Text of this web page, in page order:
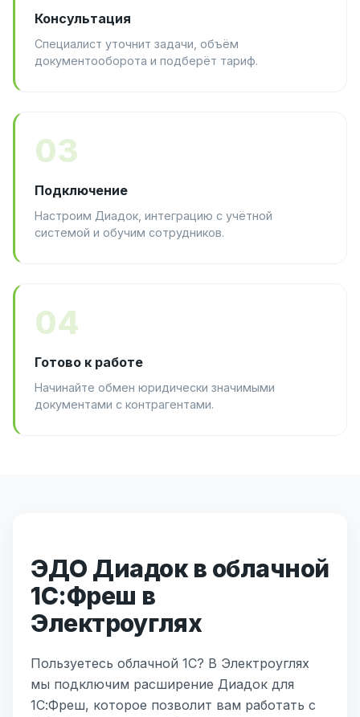
Консультация
Специалист уточнит задачи, объём
документооборота и подберёт тариф.
03
Подключение
Настроим Диадок, интеграцию с учётной
системой и обучим сотрудников.
04
Готово к работе
Начинайте обмен юридически значимыми
документами с контрагентами.
ЭДО Диадок в облачной
1С:Фреш в
Электроуглях
Пользуетесь облачной 1С? В Электроуглях
мы подключим расширение Диадок для
1С:Фреш, которое позволит вам работать с